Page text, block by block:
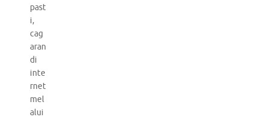
past
i,
cag
aran
di
inte
rnet
mel
alui